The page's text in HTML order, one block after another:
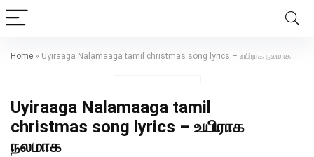
Home » Uyiraaga Nalamaaga tamil christmas song lyrics – உயிராக நலமாக
Uyiraaga Nalamaaga tamil
christmas song lyrics – உயிராக
நலமாக